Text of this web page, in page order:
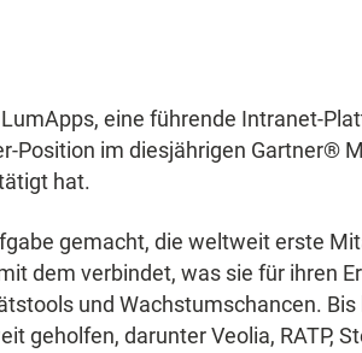
eine führende Intranet-
Position im diesjährigen Gartner®
hat.
gemacht, die weltweit erste
dem verbindet, was sie für ihren
und Wachstumschancen.
geholfen, darunter Veolia, RATP,